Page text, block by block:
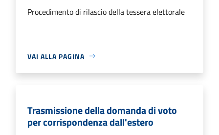
Procedimento di rilascio della tessera elettorale
VAI ALLA PAGINA
Trasmissione della domanda di voto
per corrispondenza dall'estero